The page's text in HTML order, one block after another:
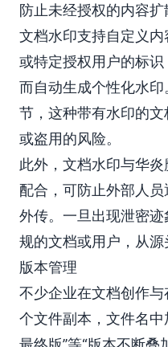
防止未经授权的内容扩
文档水印支持自定义
或特定授权用户的标
而自动生成个性化水
节，这种带有水印的
或盗用的风险。
此外，文档水印与华
配合，可防止外部人
外传。一旦出现泄密
规的文档或用户，从源
版本管理
不少企业在文档创作
个文件副本，文件名中